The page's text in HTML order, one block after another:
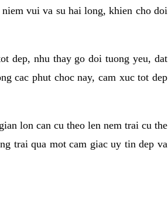
vui va su hai long, khien cho doi
dep, nhu thay go doi tuong yeu, dat
cac phut choc nay, cam xuc tot dep
lon can cu theo len nem trai cu the
trai qua mot cam giac uy tin dep va